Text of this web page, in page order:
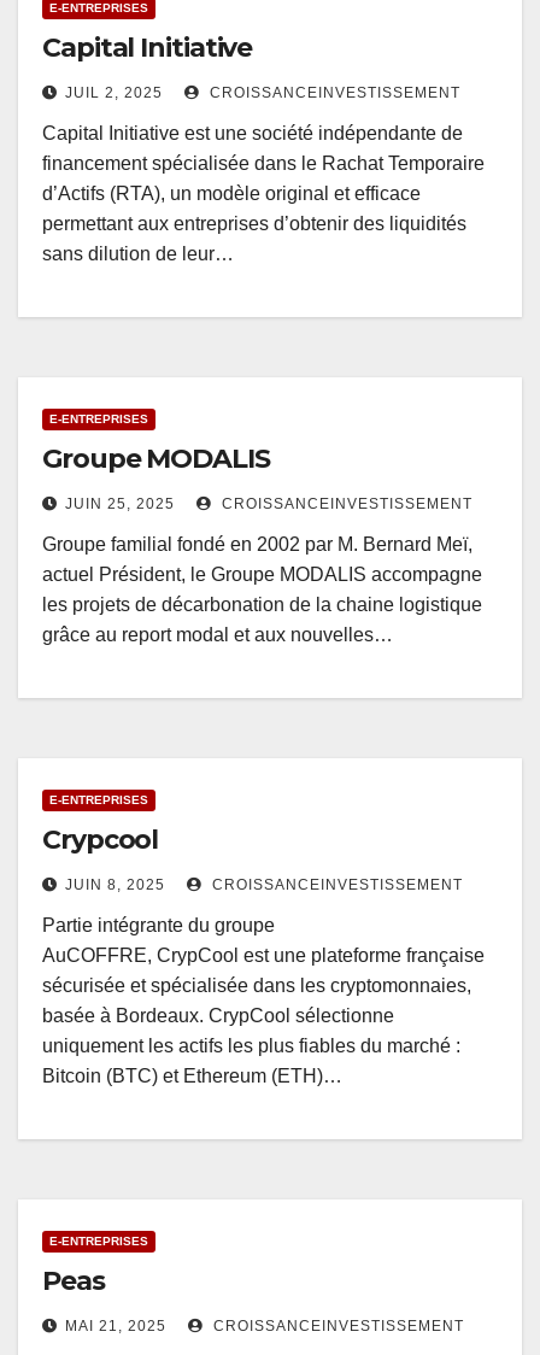
E-ENTREPRISES
Capital Initiative
JUIL 2, 2025 CROISSANCEINVESTISSEMENT
Capital Initiative est une société indépendante de
financement spécialisée dans le Rachat Temporaire
d’Actifs (RTA), un modèle original et efficace
permettant aux entreprises d’obtenir des liquidités
sans dilution de leur…
E-ENTREPRISES
Groupe MODALIS
JUIN 25, 2025 CROISSANCEINVESTISSEMENT
Groupe familial fondé en 2002 par M. Bernard Meï,
actuel Président, le Groupe MODALIS accompagne
les projets de décarbonation de la chaine logistique
grâce au report modal et aux nouvelles…
E-ENTREPRISES
Crypcool
JUIN 8, 2025 CROISSANCEINVESTISSEMENT
Partie intégrante du groupe
AuCOFFRE, CrypCool est une plateforme française
sécurisée et spécialisée dans les cryptomonnaies,
basée à Bordeaux. CrypCool sélectionne
uniquement les actifs les plus fiables du marché :
Bitcoin (BTC) et Ethereum (ETH)…
E-ENTREPRISES
Peas
MAI 21, 2025 CROISSANCEINVESTISSEMENT